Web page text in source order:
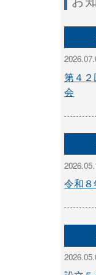
第４
会
令和